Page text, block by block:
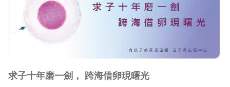
新竹院
台中辦事處
海外
東京業務部 JP
求子十年磨一劍， 跨海借卵現曙光